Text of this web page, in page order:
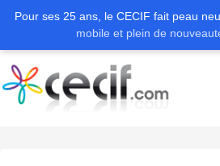
Pour ses 25 ans, le CECIF fait peau
mobile et plein de